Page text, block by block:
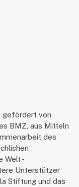
gefördert von
BMZ, aus Mitteln
des
Welt -
Unterstützer
Stiftung und das